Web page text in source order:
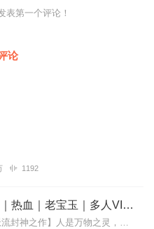
表第一个评论！
论
1192
蛊真人｜大爱仙尊｜热血｜老宝玉｜多人VIP免费有声剧
内容简介【黑暗文反派流封神之作】人是万物之灵，蛊是天地真精。一个穿越者不断重生的故事。一个养蛊、炼蛊、用蛊的奇特世界。配音组（男角色）老宝玉旁白...